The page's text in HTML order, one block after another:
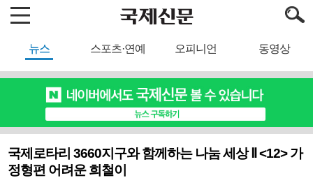
뉴스 스포츠·연예 오피니언 동영상
국제로타리 3660지구와 함께하는 나눔 세상 Ⅱ <12> 가
정형편 어려운 희철이